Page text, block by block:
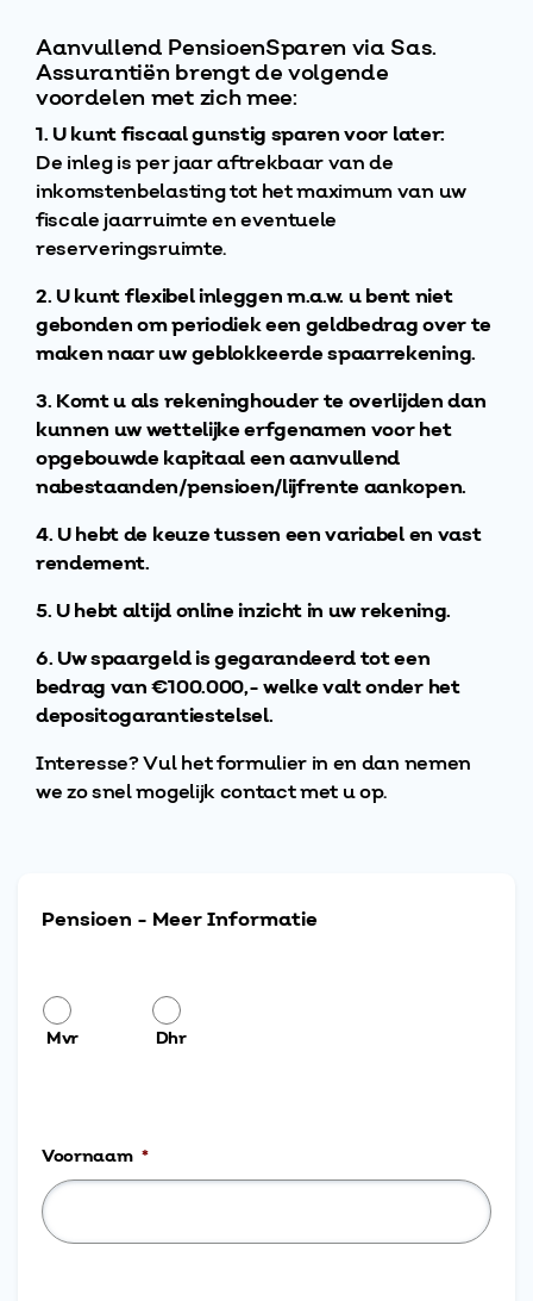
Aanvullend PensioenSparen via Sas.
Assurantiën brengt de volgende
voordelen met zich mee:
1. U kunt fiscaal gunstig sparen voor later:
De inleg is per jaar aftrekbaar van de
inkomstenbelasting tot het maximum van uw
fiscale jaarruimte en eventuele
reserveringsruimte.
2.U kunt flexibel inleggen m.a.w. u bent niet
gebonden om periodiek een geldbedrag over te
maken naar uw geblokkeerde spaarrekening.
3. Komt u als rekeninghouder te overlijden dan
kunnen uw wettelijke erfgenamen voor het
opgebouwde kapitaal een aanvullend
nabestaanden/pensioen/lijfrente aankopen.
4. U hebt de keuze tussen een variabel en vast
rendement.
5. U hebt altijd online inzicht in uw rekening.
6. Uw spaargeld is gegarandeerd tot een
bedrag van €100.000,- welke valt onder het
depositogarantiestelsel.
Interesse? Vul het formulier in en dan nemen
we zo snel mogelijk contact met u op.
Pensioen - Meer Informatie
Mvr Dhr
Voornaam *